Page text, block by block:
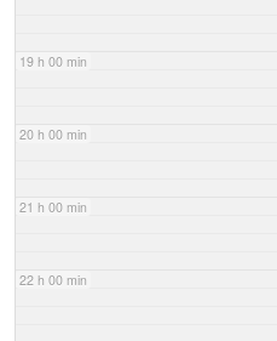
19 h 00 min
20 h 00 min
21 h 00 min
22 h 00 min